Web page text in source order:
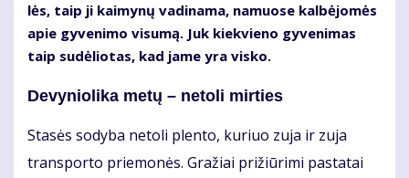
lės, taip ji kai­my­nų va­di­na­ma, na­muo­se kal­bė­jo­mės
apie gy­ve­ni­mo vi­su­mą. Juk kiek­vie­no gy­ve­ni­mas
taip su­dė­lio­tas, kad ja­me yra vis­ko.
De­vy­nio­li­ka me­tų – ne­to­li mir­ties
Sta­sės so­dy­ba ne­to­li plen­to, ku­riuo zu­ja ir zu­ja
trans­por­to prie­mo­nės. Gra­žiai pri­žiū­ri­mi pa­sta­tai